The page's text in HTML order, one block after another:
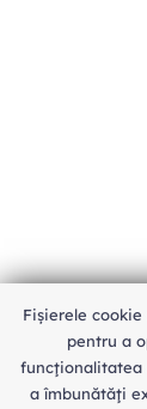
Fișierele
pentru a
funcţionalitatea
a îmbunătăţi